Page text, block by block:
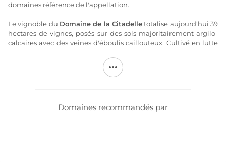
domaines référence de l'appellation.
Le vignoble du Domaine de la Citadelle totalise aujourd'hui 39
hectares de vignes, posés sur des sols majoritairement argilo-
calcaires avec des veines d'éboulis caillouteux. Cultivé en lutte
oeuvre dans un souci constant de qualité,
effectuant de nombreux travaux en vert, et des vendanges
Domaine de la Citadelle sont régulièrement récompensés
Domaines recommandés par